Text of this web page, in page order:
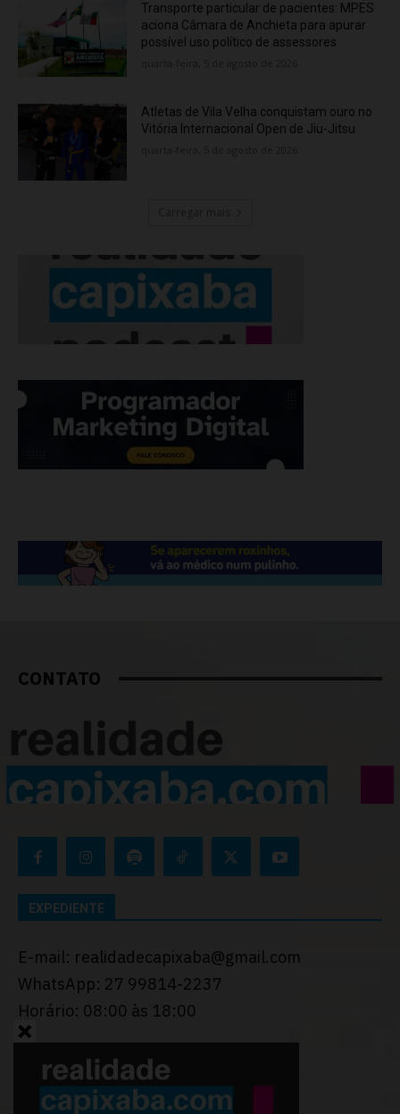
Transporte particular de pacientes: MPES
aciona Câmara de Anchieta para apurar
possível uso político de assessores
Atletas de Vila Velha conquistam ouro no
Vitória Internacional Open de Jiu-Jitsu
CONTATO
EXPEDIENTE
E-mail: realidadecapixaba@gmail.com
WhatsApp: 27 99814-2237
Horário: 08:00 às 18:00
Desenvolvido porThiago Programador